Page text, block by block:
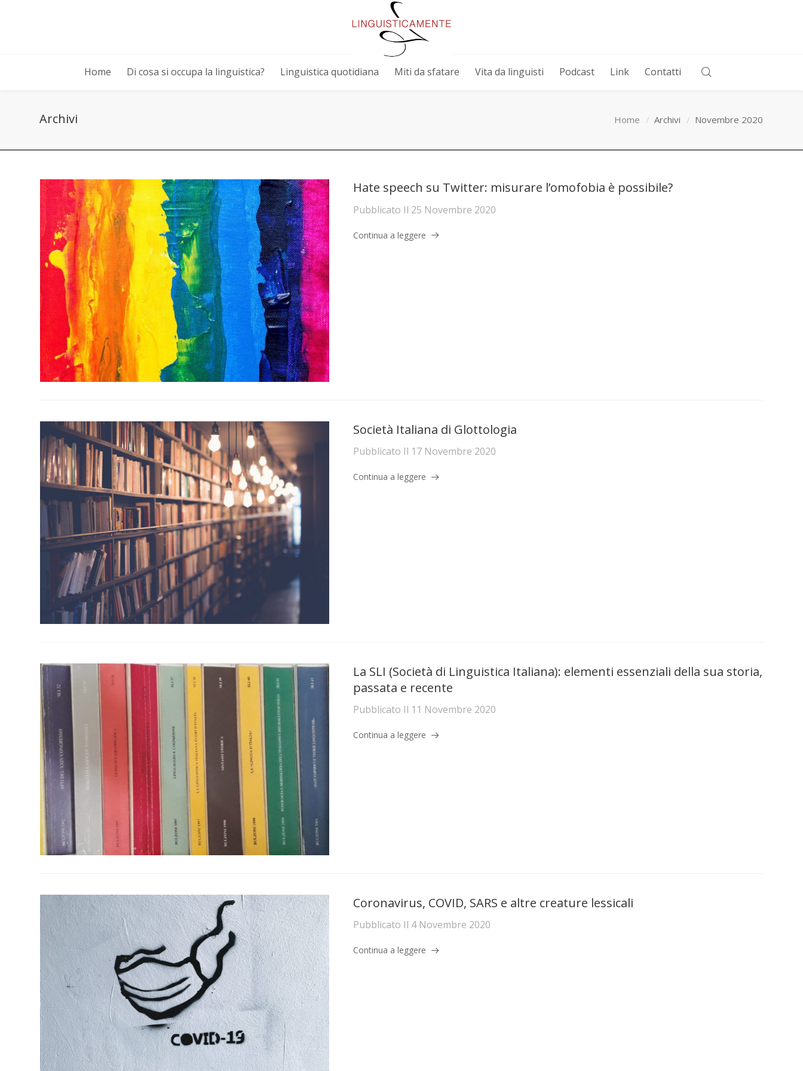
Home Di cosa si occupa la linguistica? Linguistica quotidiana Miti da sfatare Vita da linguisti Podcast Link Contatti
Archivi Home Archivi Novembre 2020
Hate speech su Twitter: misurare l’omofobia è possibile?
Pubblicato Il 25 Novembre 2020
Continua a leggere
Società Italiana di Glottologia
Pubblicato Il 17 Novembre 2020
Continua a leggere
La SLI (Società di Linguistica Italiana): elementi essenziali della sua storia,
passata e recente
Pubblicato Il 11 Novembre 2020
Continua a leggere
Coronavirus, COVID, SARS e altre creature lessicali
Pubblicato Il 4 Novembre 2020
Continua a leggere